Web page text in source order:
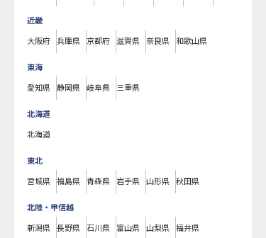
近畿
大阪府 兵庫県 京都府 滋賀県 奈良県 和歌山県
東海
愛知県 静岡県 岐阜県 三重県
北海道
北海道
東北
宮城県 福島県 青森県 岩手県 山形県 秋田県
北陸・甲信越
新潟県 長野県 石川県 富山県 山梨県 福井県